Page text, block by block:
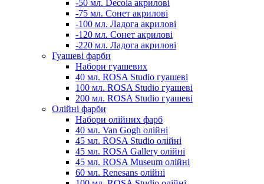
-50 мл. Decola акрилові
-75 мл. Сонет акрилові
-100 мл. Ладога акрилові
-120 мл. Сонет акрилові
-220 мл. Ладога акрилові
Гуашеві фарби
Набори гуашевих
40 мл. ROSA Studio гуашеві
100 мл. ROSA Studio гуашеві
200 мл. ROSA Studio гуашеві
Олійні фарби
Набори олійних фарб
40 мл. Van Gogh олійні
45 мл. ROSA Studio олійні
45 мл. ROSA Gallery олійні
45 мл. ROSA Museum олійні
60 мл. Renesans олійні